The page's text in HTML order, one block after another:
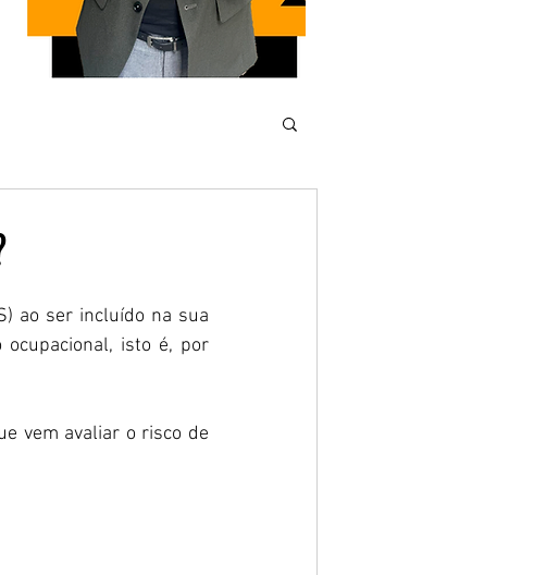
ao ser incluído na sua
ocupacional, isto é, por
vem avaliar o risco de